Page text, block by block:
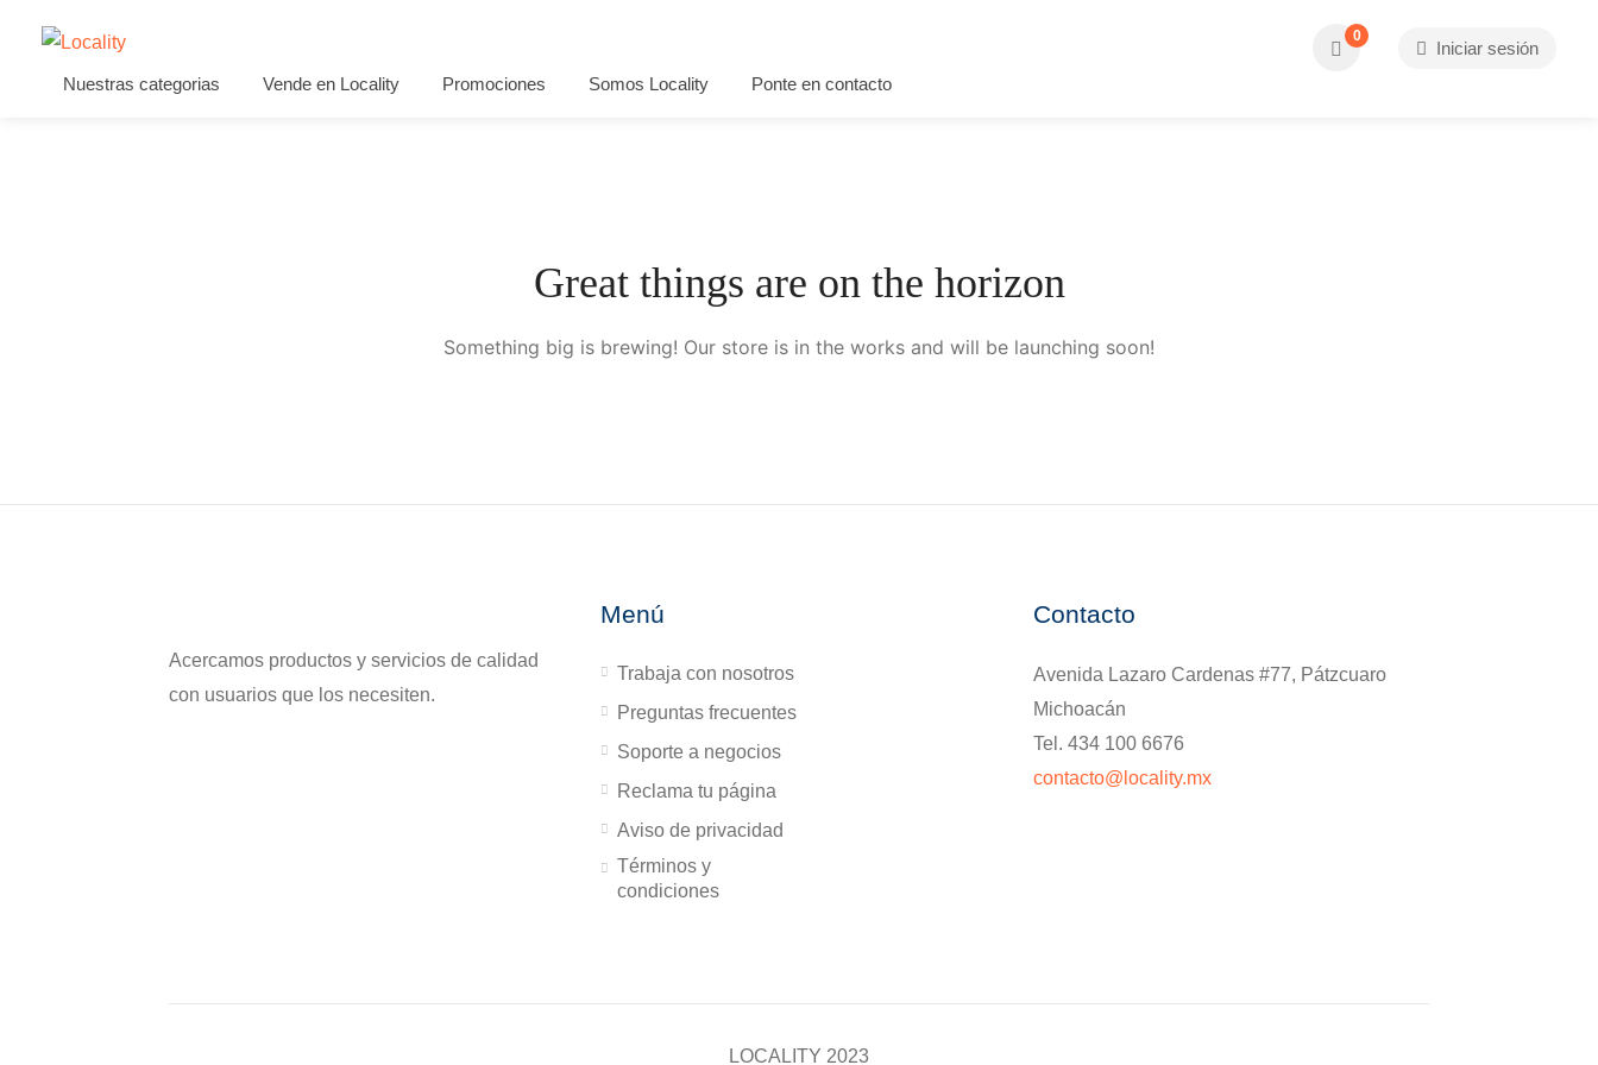
Nuestras categorias Vende en Locality Promociones Somos Locality Ponte en contacto
0
Iniciar sesión
Great things are on the horizon
Something big is brewing! Our store is in the works and will be launching soon!
Acercamos productos y servicios de calidad
con usuarios que los necesiten.
Menú
Trabaja con nosotros
Preguntas frecuentes
Soporte a negocios
Reclama tu página
Aviso de privacidad
Términos y
condiciones
Contacto
Avenida Lazaro Cardenas #77, Pátzcuaro
Michoacán
Tel. 434 100 6676
contacto@locality.mx
LOCALITY 2023